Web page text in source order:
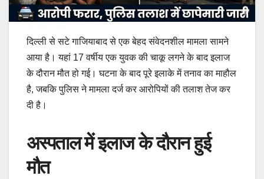
दिल्ली से सटे गाजियाबाद से एक बेहद संवेदनशील मामला सामने
आया है। यहां 17 वर्षीय एक युवक की चाकू लगने के बाद इलाज
के दौरान मौत हो गई। घटना के बाद पूरे इलाके में तनाव का माहौल
है, जबकि पुलिस ने मामला दर्ज कर आरोपियों की तलाश तेज कर
दी है।
अस्पताल में इलाज के दौरान हुई
मौत